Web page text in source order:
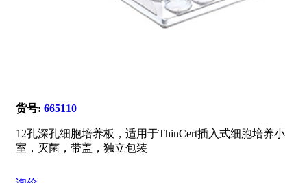
货号: 665110
12孔深孔细胞培养板，适用于ThinCert插入式细胞培养小
室，灭菌，带盖，独立包装